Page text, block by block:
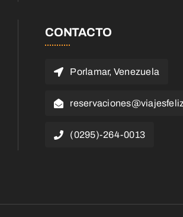
CONTACTO
Porlamar, Venezuela
(0295)-264-0013